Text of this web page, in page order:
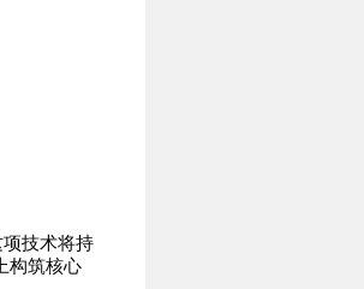
技术将持
构筑核心